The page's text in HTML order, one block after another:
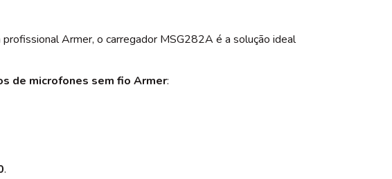
Armer, o carregador MSG282A é a solução ideal
de microfones sem fio Armer:
.